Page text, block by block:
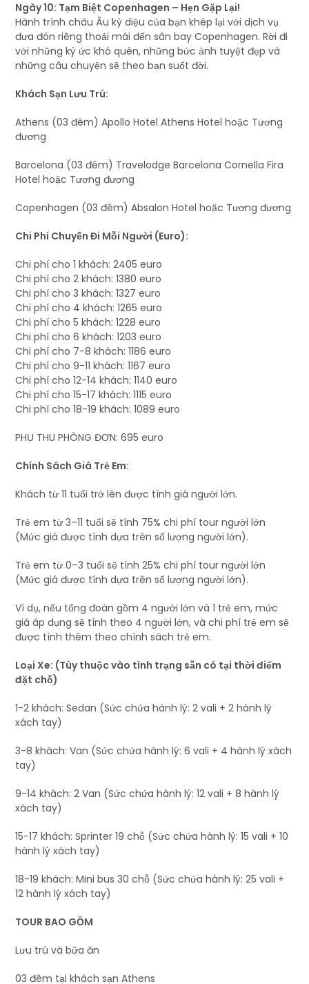
Ngày 10: Tạm Biệt Copenhagen – Hẹn Gặp Lại!
Hành trình châu Âu kỳ diệu của bạn khép lại với dịch vụ
đưa đón riêng thoải mái đến sân bay Copenhagen. Rời đi
với những ký ức khó quên, những bức ảnh tuyệt đẹp và
những câu chuyện sẽ theo bạn suốt đời.
Khách Sạn Lưu Trú:
Athens (03 đêm) Apollo Hotel Athens Hotel hoặc Tương
đương
Barcelona (03 đêm) Travelodge Barcelona Cornella Fira
Hotel hoặc Tương đương
Copenhagen (03 đêm) Absalon Hotel hoặc Tương đương
Chi Phí Chuyến Đi Mỗi Người (Euro):
Chi phí cho 1 khách: 2405 euro
Chi phí cho 2 khách: 1380 euro
Chi phí cho 3 khách: 1327 euro
Chi phí cho 4 khách: 1265 euro
Chi phí cho 5 khách: 1228 euro
Chi phí cho 6 khách: 1203 euro
Chi phí cho 7-8 khách: 1186 euro
Chi phí cho 9-11 khách: 1167 euro
Chi phí cho 12-14 khách: 1140 euro
Chi phí cho 15-17 khách: 1115 euro
Chi phí cho 18-19 khách: 1089 euro
PHỤ THU PHÒNG ĐƠN: 695 euro
Chính Sách Giá Trẻ Em:
Khách từ 11 tuổi trở lên được tính giá người lớn.
Trẻ em từ 3–11 tuổi sẽ tính 75% chi phí tour người lớn
(Mức giá được tính dựa trên số lượng người lớn).
Trẻ em từ 0–3 tuổi sẽ tính 25% chi phí tour người lớn
(Mức giá được tính dựa trên số lượng người lớn).
Ví dụ, nếu tổng đoàn gồm 4 người lớn và 1 trẻ em, mức
giá áp dụng sẽ tính theo 4 người lớn, và chi phí trẻ em sẽ
được tính thêm theo chính sách trẻ em.
Loại Xe: (Tùy thuộc vào tình trạng sẵn có tại thời điểm
đặt chỗ)
1-2 khách: Sedan (Sức chứa hành lý: 2 vali + 2 hành lý
xách tay)
3-8 khách: Van (Sức chứa hành lý: 6 vali + 4 hành lý xách
tay)
9-14 khách: 2 Van (Sức chứa hành lý: 12 vali + 8 hành lý
xách tay)
15-17 khách: Sprinter 19 chỗ (Sức chứa hành lý: 15 vali + 10
hành lý xách tay)
18-19 khách: Mini bus 30 chỗ (Sức chứa hành lý: 25 vali +
12 hành lý xách tay)
TOUR BAO GỒM
Lưu trú và bữa ăn
03 đêm tại khách sạn Athens